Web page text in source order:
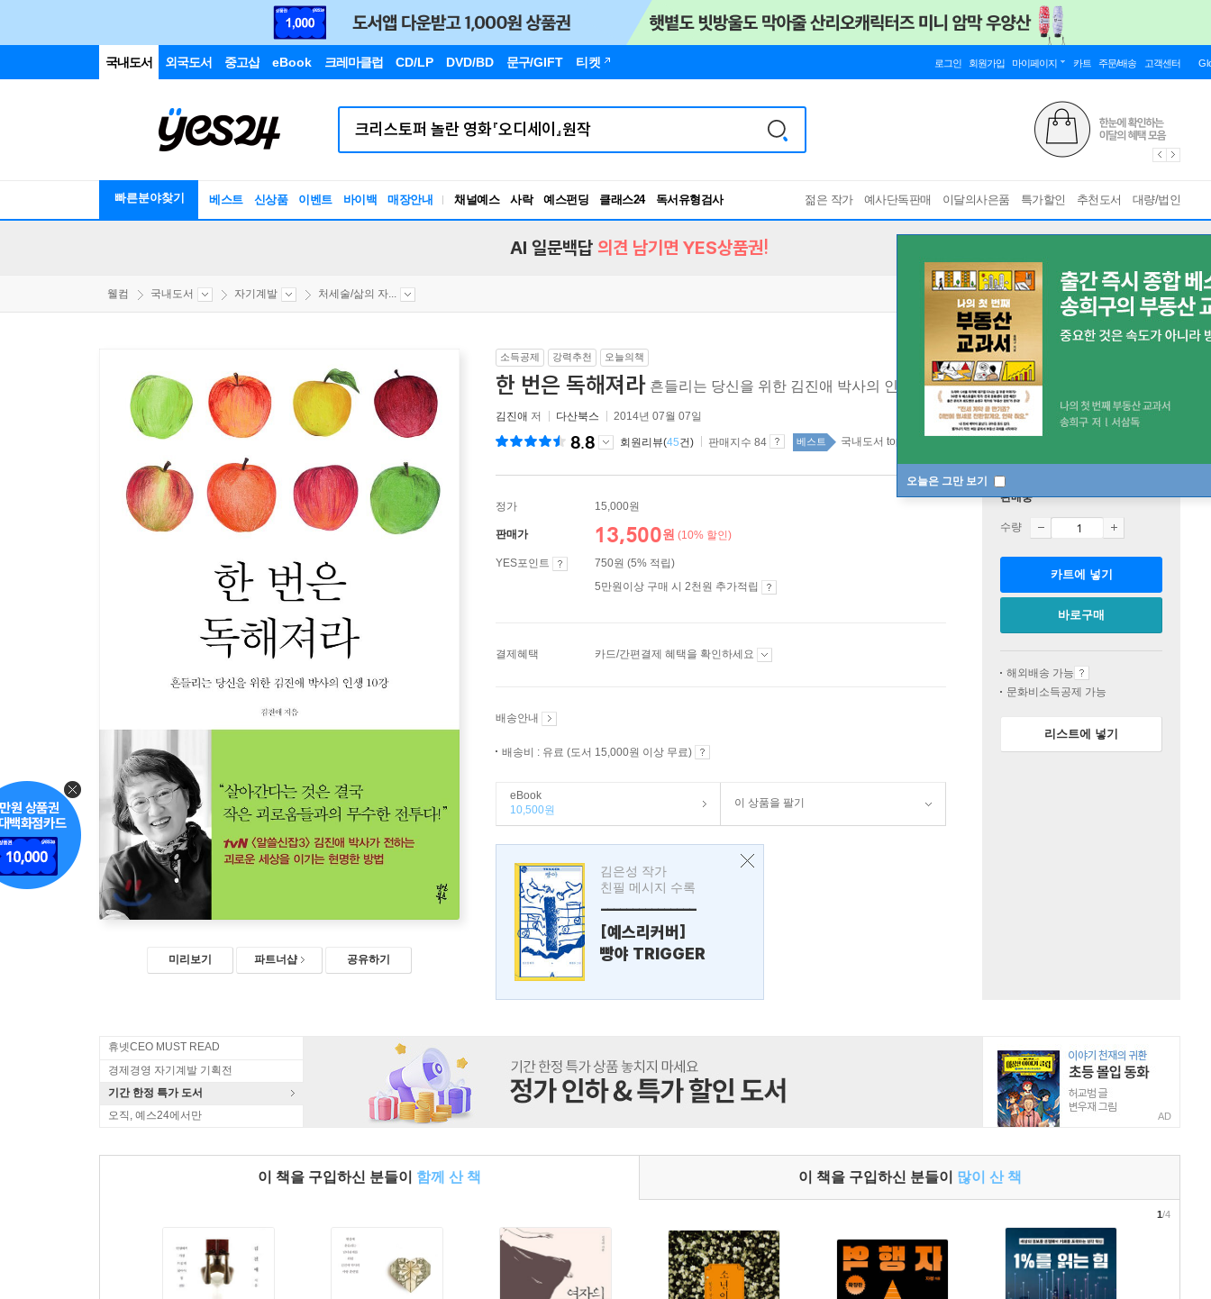
국내도서 외국도서 중고샵 eBook 크레마클럽 CD/LP DVD/BD 문구/GIFT 티켓 로그인 회원가입 마이페이지 카트 주문/배송 고객센터
빠른분야찾기 베스트 신상품 이벤트 바이백 매장안내 채널예스 사락 예스펀딩 클래스24
독서유형검사
RBTI Lab
젊은 작가 예사단독판매 이달의사은품 특가할인 추천도서 대량/법인
오늘은 그만 보기
AI 일문백답 의견 남기면 YES상품권!
웰컴 국내도서 자기계발 처세술/삶의 자...
미리보기 파트너샵 공유하기
소득공제 강력추천 오늘의책
한 번은 독해져라 흔들리는 당신을 위한 김진애 박사의 인생 10강
김진애 저 다산북스 2014년 07월 07일
8.8 회원리뷰(45건) 판매지수 84 베스트 국내도서 top20 3주
정가 15,000원
판매가 13,500원 (10% 할인)
YES포인트
750원 (5% 적립)
5만원이상 구매 시 2천원 추가적립
결제혜택 카드/간편결제 혜택을 확인하세요
배송안내
배송비 : 유료 (도서 15,000원 이상 무료)
eBook
10,500원
이 상품을 팔기
김은성 작가
친필 메시지 수록
---------------
[예스리커버]
빵야 TRIGGER
판매중
수량
카트에 넣기
바로구매
해외배송 가능
문화비소득공제 가능
리스트에 넣기
휴넷CEO MUST READ
경제경영 자기계발 기획전
기간 한정 특가 도서
오직, 예스24에서만
AD
이 책을 구입하신 분들이 함께 산 책 이 책을 구입하신 분들이 많이 산 책
1/4